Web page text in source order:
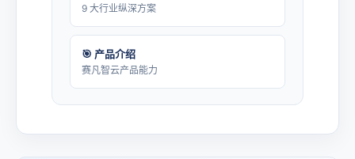
9 大行业纵深方案
🎯 产品介绍
赛凡智云产品能力